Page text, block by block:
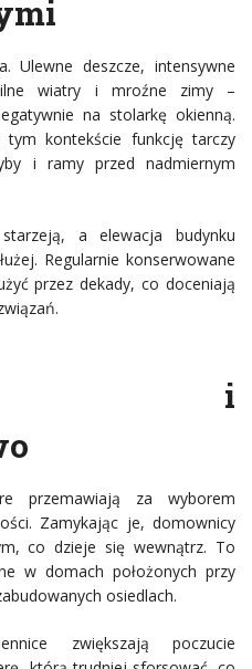
Ulewne deszcze, intensywne
wiatry i mroźne zimy –
na stolarkę okienną.
tym kontekście funkcję tarczy
i ramy przed nadmiernym
a elewacja budynku
Regularnie konserwowane
przez dekady, co doceniają
i
przemawiają za wyborem
Zamykając je, domownicy
co dzieje się wewnątrz. To
w domach położonych przy
osiedlach.
zwiększają poczucie